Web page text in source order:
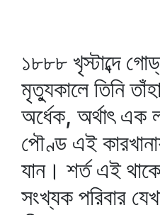
১৮৮৮ খৃস্টাব্দে
মৃত্যুকালে তিনি
অর্ধেক, অর্থাৎ এক
পৌণ্ড এই
যান। শর্ত এই থাকে
সংখ্যক পরিবার